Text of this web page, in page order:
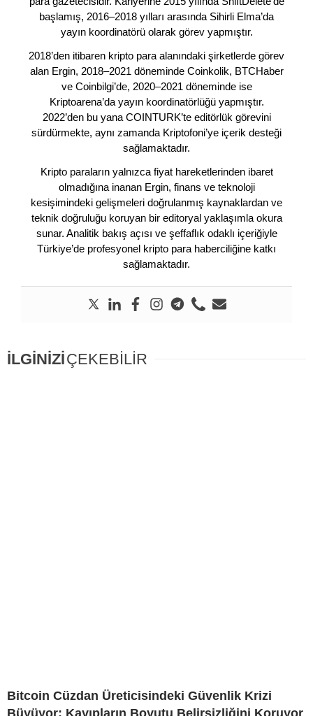
başlamış, 2016–2018 yılları arasında Sihirli Elma’da
yayın koordinatörü olarak görev yapmıştır.
2018’den itibaren kripto para alanındaki şirketlerde görev
alan Ergin, 2018–2021 döneminde Coinkolik, BTCHaber
ve Coinbilgi’de, 2020–2021 döneminde ise
Kriptoarena’da yayın koordinatörlüğü yapmıştır.
2022’den bu yana COINTURK’te editörlük görevini
sürdürmekte, aynı zamanda Kriptofoni’ye içerik desteği
sağlamaktadır.
Kripto paraların yalnızca fiyat hareketlerinden ibaret
olmadığına inanan Ergin, finans ve teknoloji
kesişimindeki gelişmeleri doğrulanmış kaynaklardan ve
teknik doğruluğu koruyan bir editoryal yaklaşımla okura
sunar. Analitik bakış açısı ve şeffaflık odaklı içeriğiyle
Türkiye’de profesyonel kripto para haberciliğine katkı
sağlamaktadır.
İLGİNİZİÇEKEBİLİR
Bitcoin Cüzdan Üreticisindeki Güvenlik Krizi